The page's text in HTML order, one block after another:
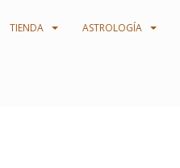
TIENDA ASTROLOGÍA